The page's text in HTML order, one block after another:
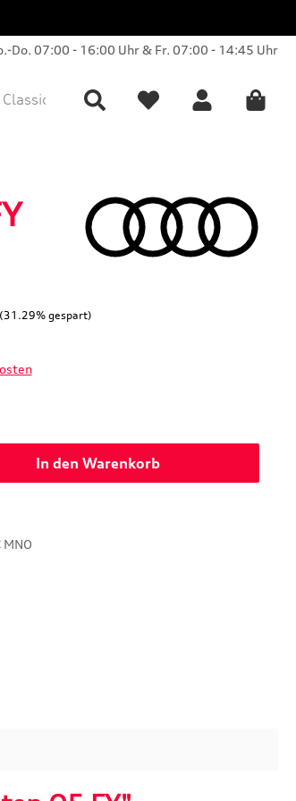
Do. 07:00 - 16:00 Uhr & Fr. 07:00 - 14:45 Uhr
Parts Sale Collection
Preis:
(31.29% gespart)
Wert ein oder benutze die Schaltflächen um
In den Warenkorb